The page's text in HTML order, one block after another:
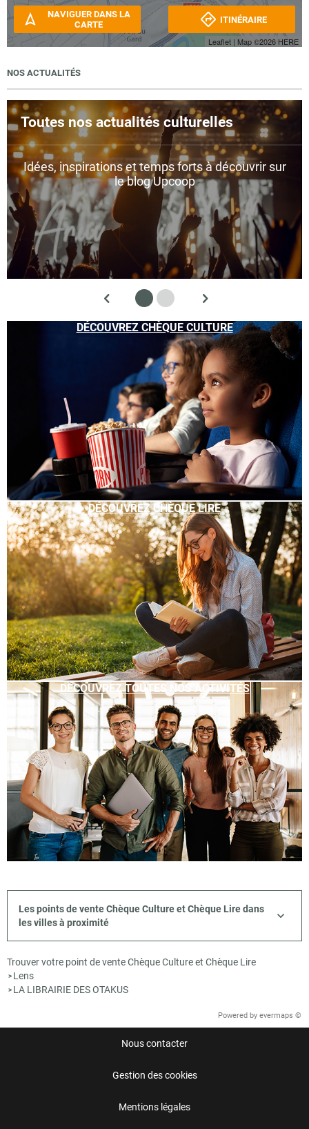
Leaflet | Map ©2026 HERE
NAVIGUER DANS LA
CARTE
ITINÉRAIRE
NOS ACTUALITÉS
Toutes nos actualités culturelles
Idées, inspirations et temps forts à découvrir sur
le blog Upcoop
DÉCOUVREZ CHÈQUE CULTURE
DÉCOUVREZ CHÈQUE LIRE
DÉCOUVREZ TOUTES NOS ACTIVITÉS
Les points de vente Chèque Culture et Chèque Lire dans
les villes à proximité
Trouver votre point de vente Chèque Culture et Chèque Lire
> Lens
> LA LIBRAIRIE DES OTAKUS
Powered by evermaps ©
Nous contacter
Gestion des cookies
Mentions légales